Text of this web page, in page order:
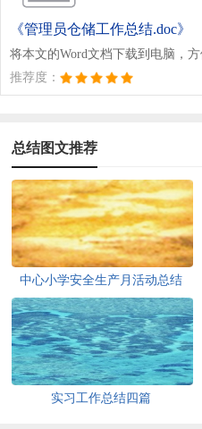
《管理员仓储工作总结.doc》
将本文的Word文档下载到电脑，
推荐度：
总结图文推荐
中心小学安全生产月活动总结
实习工作总结四篇